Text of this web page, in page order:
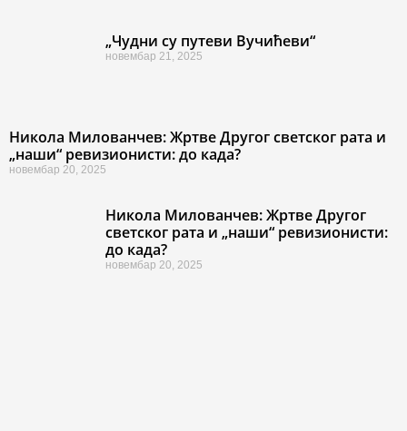
„Чудни су путеви Вучићеви“
новембар 21, 2025
Никола Милованчев: Жртве Другог светског рата и
„наши“ ревизионисти: до када?
новембар 20, 2025
Никола Милованчев: Жртве Другог
светског рата и „наши“ ревизионисти:
до када?
новембар 20, 2025